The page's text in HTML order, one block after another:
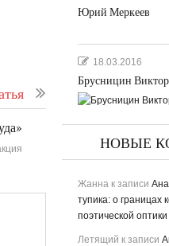
Юрий Меркеев
18.03.2016
Брусницин
НОВЫЕ
Жаннак записи
тупика: о границах
поэтической оптики
Летящий к записи